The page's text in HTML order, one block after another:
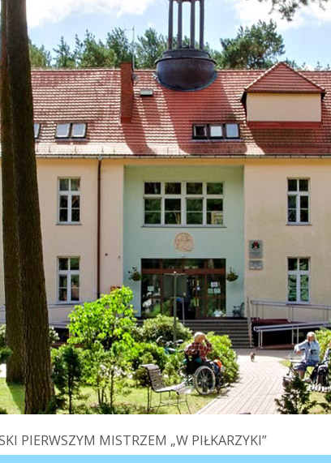
PIERWSZYM MISTRZEM „W PIŁKARZYKI”